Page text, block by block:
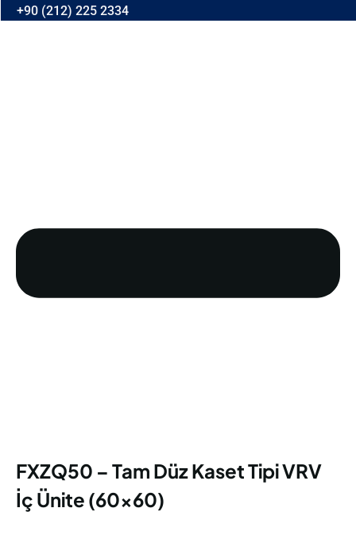
+90 (212) 225 2334
FXZQ50 – Tam Düz Kaset Tipi VRV
İç Ünite (60x60)